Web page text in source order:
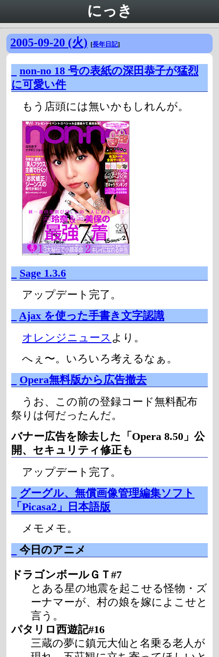
にっき
2005-09-20 (火) [長年日記]
non-no 18 号の表紙の深田恭子が猛烈
に可愛い件
もう店頭には無いかもしれんが。
Sage 1.3.6
アップデート完了。
Ajax を使った手書き文字認識
オレンジニュース より。
へぇ〜。いろいろ考えるなぁ。
Opera無料版から広告撤去
うお、この前の登録コード無料配布
祭りは何だったんだ。
バナー広告を除去した「Opera 8.50」公
開、セキュリティ修正も
アップデート完了。
グーグル、無償画像管理編集ソフト
「Picasa2」日本語版
メモメモ。
今日のアニメ
ドラゴンボールＧＴ#7
とある星の地震を起こせる怪物・ズ
ーナマーが、村の娘を嫁によこせと
言う。
パタリロ西遊記#16
三蔵の夢に鎮元大仙と名乗る老人が